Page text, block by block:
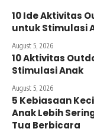
10 Ide Aktivitas
untuk Stimulasi
August 5, 2026
10 Aktivitas
Stimulasi Anak
August 5, 2026
5 Kebiasaan
Anak Lebih
Tua Berbicara